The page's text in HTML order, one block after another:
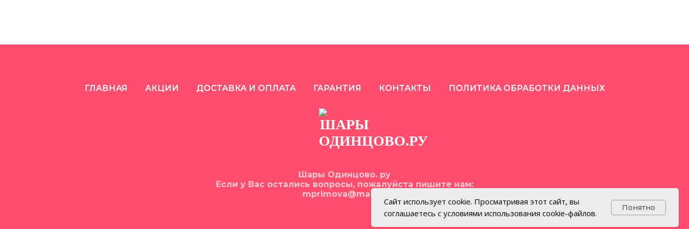
ГЛАВНАЯ АКЦИИ ДОСТАВКА И ОПЛАТА ГАРАНТИЯ КОНТАКТЫ ПОЛИТИКА ОБРАБОТКИ ДАННЫХ
Шары Одинцово. ру
Если у Вас остались вопросы, пожалуйста пишите нам:
mprimova@mail.ru
Сайт использует cookie. Просматривая этот сайт, вы
соглашаетесь с условиями использования cookie-файлов.
Понятно